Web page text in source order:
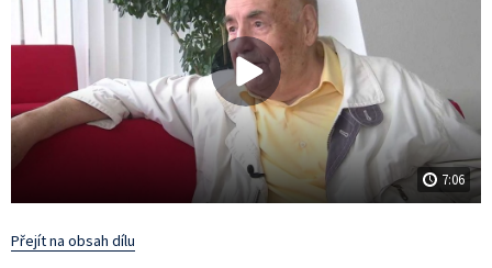
7:06
Přejít na obsah dílu